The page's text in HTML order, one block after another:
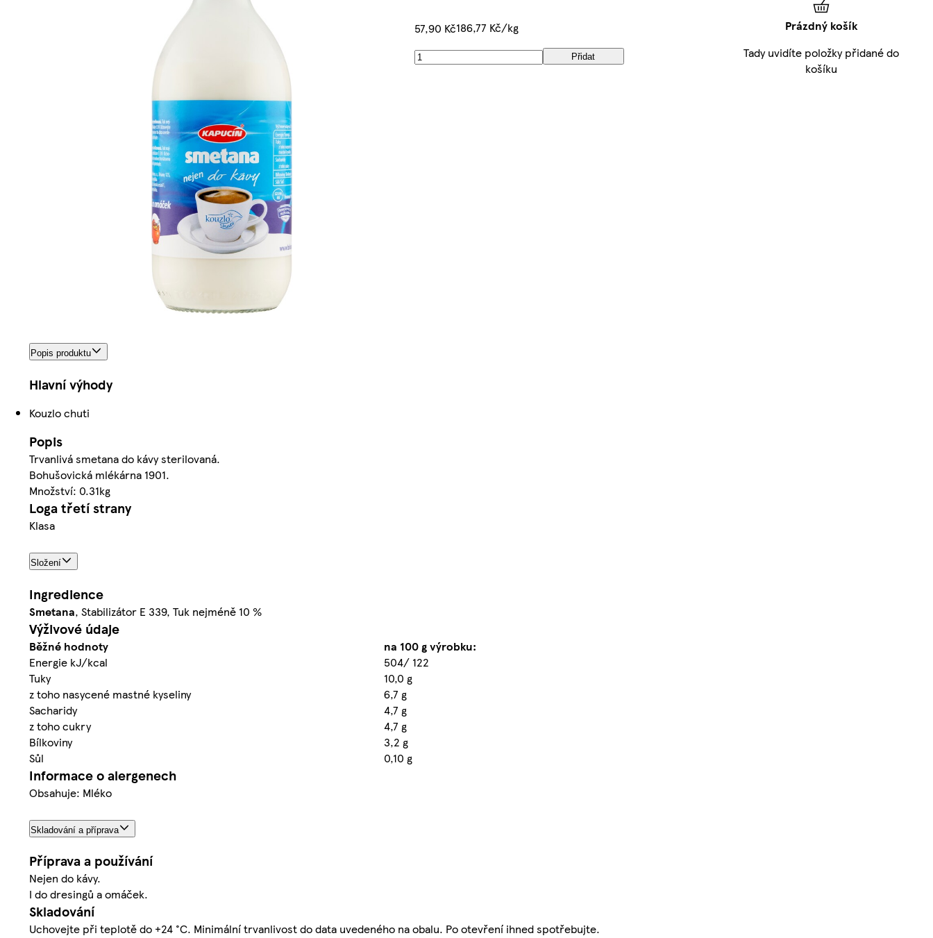
57,90 Kč186,77 Kč/kg
Přidat
Popis produktu
Hlavní výhody
Kouzlo chuti
Popis
Trvanlivá smetana do kávy sterilovaná.
Bohušovická mlékárna 1901.
Množství: 0.31kg
Loga třetí strany
Klasa
Složení
Ingredience
Smetana, Stabilizátor E 339, Tuk nejméně 10 %
Výživové údaje
Běžné hodnoty
na 100 g výrobku:
Energie kJ/kcal
504/ 122
Tuky
10,0 g
z toho nasycené mastné kyseliny
6,7 g
Sacharidy
4,7 g
z toho cukry
4,7 g
Bílkoviny
3,2 g
Sůl
0,10 g
Informace o alergenech
Obsahuje: Mléko
Skladování a příprava
Příprava a používání
Nejen do kávy.
I do dresingů a omáček.
Skladování
Uchovejte při teplotě do +24 °C. Minimální trvanlivost do data uvedeného na obalu. Po otevření ihned spotřebujte.
Prázdný košík
Tady uvidíte položky přidané do
košíku